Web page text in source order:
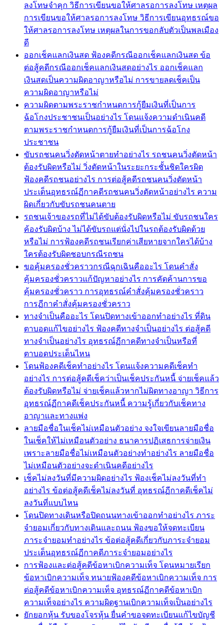
ลงโทษจำคุก วิธีการเขียนขอให้ศาลรอการลงโทษ เหตุผล
การเขียนขอให้ศาลรอการลงโทษ วิธีการเขียนอุทธรณ์ขอ
ให้ศาลรอการลงโทษ เหตุผลในการขอกลับตัวเป็นพลเมือง
ดี
ออกเช็คแลกเงินสด ฟ้องคดีกรณีออกเช็คแลกเงินสด ข้อ
ต่อสู้คดีกรณีออกเช็คแลกเงินสดอย่างไร ออกเช็คแลก
เงินสดเป็นความผิดอาญาหรือไม่ การขายลดเช็คเป็น
ความผิดอาญาหรือไม่
ความผิดตามพระราชกำหนดการกู้ยืมเงินที่เป็นการ
ฉ้อโกงประชาชนเป็นอย่างไร โดนแจ้งความดำเนินคดี
ตามพระราชกำหนดการกู้ยืมเงินที่เป็นการฉ้อโกง
ประชาชน
ขับรถชนคนวิ่งตัดหน้าตายทำอย่างไร รถชนคนวิ่งตัดหน้า
ต้องรับผิดหรือไม่ วิ่งตัดหน้าในระยะกระชั้นชิดใครผิด
ฟ้องคดีรถชนอย่างไร การต่อสู้คดีรถชนคนวิ่งตัดหน้า
ประเด็นอุทธรณ์ฏีกาคดีรถชนคนวิ่งตัดหน้าอย่างไร ความ
ผิดเกี่ยวกับขับรถชนคนตาย
รถชนเจ้าของรถที่ไม่ได้ขับต้องรับผิดหรือไม่ ขับรถชนใคร
ค้องรับผิดบ้าง ไม่ได้ขับรถแต่นั่งไปในรถต้องรับผิดด้วย
หรือไม่ การฟ้องคดีรถชนเรียกค่าเสียหายจากใครได้บ้าง
ใครต้องรับผิดชอบกรณีรถชน
ขอคุ้มครองชั่วคราวกรณีฉุกเฉินคืออะไร โดนคำสั่ง
คุ้มครองชั่วคราวแก้ปัญหาอย่างไร การคัดค้านการขอ
คุ้มครองชั่วคราว การอุทธรณ์คำสั่งคุ้มครองชั่วคราว
การฏีกาคำสั่งคุ้มครองชั่วคราว
ทางจำเป็นคืออะไร โดนปิดทางเข้าออกทำอย่างไร ที่ดิน
ตาบอดแก้ไขอย่างไร ฟ้องคดีทางจำเป็นอย่างไร ต่อสู้คดี
ทางจำเป็นอย่างไร อุทธรณ์ฏีกาคดีทางจำเป็นหรือที่
ตาบอดประเด็นไหน
โดนฟ้องคดีเช็คทำอย่างไร โดนแจ้งความคดีเช็คทำ
อย่างไร การต่อสู้คดีเช็คว่าเป็นเช็คประกันหนี้ จ่ายเช็คแล้ว
ต้องรับผิดหรือไม่ จ่ายเช็คแล้วหากไม่ผิดทางอาญา วิธีการ
อุทธรณ์ฏีกาคดีเช็คประกันหนี้ ความรู้เกี่ยวกับเช็คทาง
อาญาและทางแพ่ง
ลายมือชื่อในเช็คไม่เหมือนตัวอย่าง จงใจเขียนลายมือชื่อ
ในเช็คให้ไม่เหมือนตัวอย่าง ธนาคารปฏิเสธการจ่ายเงิน
เพราะลายมือชื่อไม่เหมือนตัวอย่างทำอย่างไร ลายมือชื่อ
ไม่เหมือนตัวอย่างจะดำเนินคดีอย่างไร
เช็คไม่ลงวันที่มีความผิดอย่างไร ฟ้องเช็คไม่ลงวันที่ทำ
อย่างไร ข้อต่อสู้คดีเช็คไม่ลงวันที่ อุทธรณ์ฏีกาคดีเช็คไม่
ลงวันที่แบบไหน
โดนปิดทางเดินหรือปิดถนนทางเข้าออกทำอย่างไร ภาระ
จำยอมเกี่ยวกับทางเดินและถนน ฟ้องขอให้จดทะเบียน
ภาระจำยอมทำอย่างไร ข้อต่อสู้คดีเกี่ยวกับภาระจำยอม
ประเด็นอุทธรณ์ฏีกาคดีภาระจำยอมอย่างไร
การฟ้องและต่อสู้คดีข้อหาเบิกความเท็จ โดนหมายเรียก
ข้อหาเบิกความเท็จ ทนายฟ้องคดีข้อหาเบิกความเท็จ การ
ต่อสู้คดีข้อหาเบิกความเท็จ อุทธรณ์ฏีกาคดีข้อหาเบิก
ความเท็จอย่างไร ความผิดฐานเบิกความเท็จเป็นอย่างไร
ยักยอกหุ้น รับของโจรหุ้น ยื่นคำขอจดทะเบียนแก้ไขบัญชี